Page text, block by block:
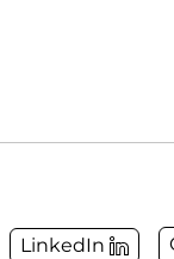
LinkedIn